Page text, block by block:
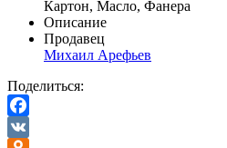
Картон, Масло, Фанера
Описание
Продавец
Михаил Арефьев
Поделиться:
Facebook